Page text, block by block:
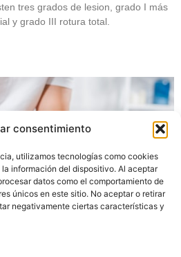
consentimiento
utilizamos tecnologías como cookies
información del dispositivo. Al aceptar
datos como el comportamiento de
únicos en este sitio. No aceptar o retirar
negativamente ciertas características y
tres grados de lesion, grado I más
y grado III rotura total.